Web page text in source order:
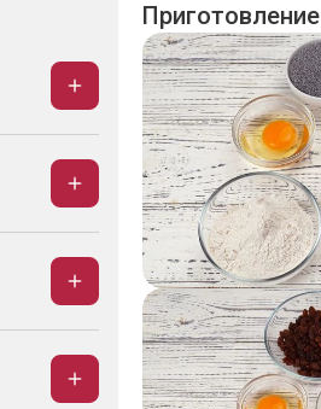
Приготовление